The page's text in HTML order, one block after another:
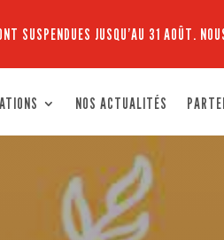
SUSPENDUES JUSQU’AU 31 AOÛT.
NOS ACTUALITÉS